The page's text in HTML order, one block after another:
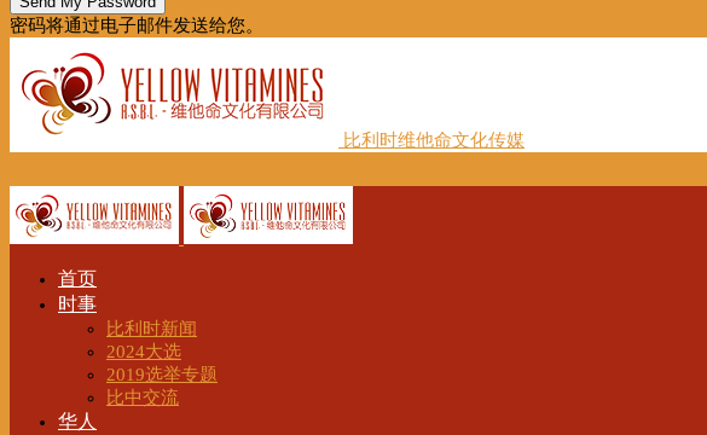
密码将通过电子邮件发送给您。
比利时维他命文化传媒
首页
时事
比利时新闻
2024大选
2019选举专题
比中交流
华人